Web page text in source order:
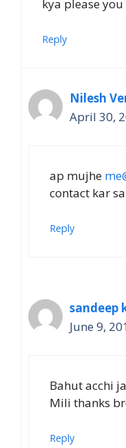
kya please
Reply
Nilesh
April 30,
ap mujhe
contact kar
Reply
sandeep
June 9,
Bahut acchi
Mili thanks
Reply